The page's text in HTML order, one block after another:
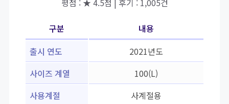
평점 : ★ 4.5점 | 후기 : 1,005건
구분
내용
출시 연도
2021년도
사이즈 계열
100(L)
사용계절
사계절용